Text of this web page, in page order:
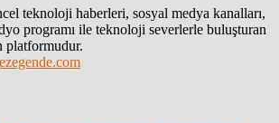
teknoloji haberleri, sosyal medya kanalları,
programı ile teknoloji severlerle buluşturan
platformudur.